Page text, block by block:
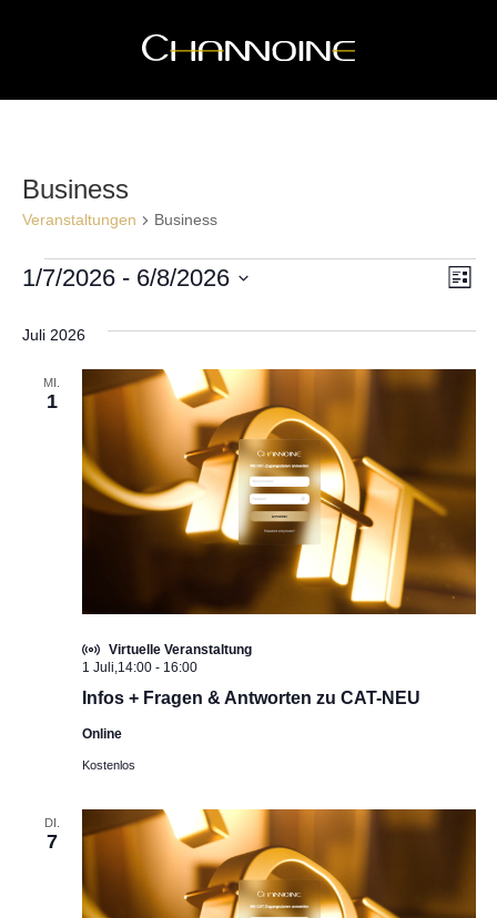
Business
Veranstaltungen Business
Veranstaltungen Liste
1/7/2026 - 6/8/2026
wählen.
Juli 2026
MI.
1
Infos + Fragen & Antworten zu CAT-NEU
1 Juli,14:00- 16:00
Online
Virtuelle Veranstaltung
Kostenlos
DI.
7